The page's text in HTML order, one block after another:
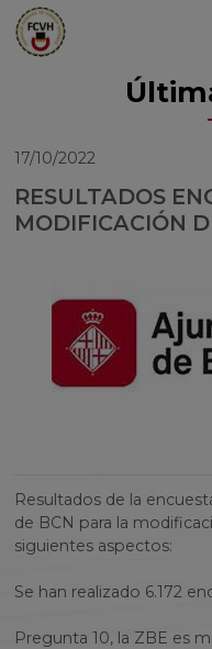
17/10/2022
RESULTADOS
MODIFICACIÓN
Resultados de la
de BCN para la
siguientes aspectos:
Se han realizado 6.172
Pregunta 10, la ZBE es